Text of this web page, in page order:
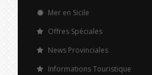
Mer en Sicile
Offres Spéciales
News Provinciales
Informations Touristique